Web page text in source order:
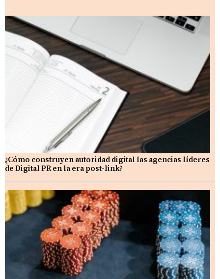
¿Cómo construyen autoridad digital las agencias líderes
de Digital PR en la era post-link?